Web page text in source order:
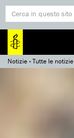
Notizie»Tutte le notizie